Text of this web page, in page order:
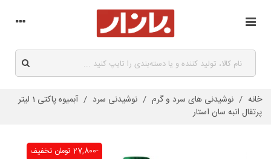
خانه / نوشیدنی های سرد و گرم / نوشیدنی سرد /
آبمیوه پاکتی 1 لیتر
پرتقال انبه سان استار
تخفیف -27,800 تومان